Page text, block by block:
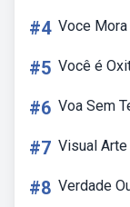
#4 Voce
#5 Você é
#6 Voa Sem
#7 Visual
#8 Verdade